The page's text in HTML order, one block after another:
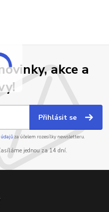
akce a
Přihlásit se
za účelem rozesílky newsletteru.
jednou za 14 dní.